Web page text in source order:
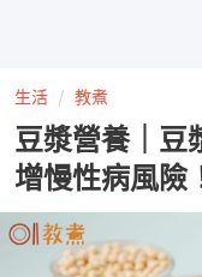
生活 教煮
豆漿營養｜豆
增慢性病風險